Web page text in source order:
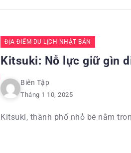
ĐỊA ĐIỂM DU LỊCH NHẬT BẢN
Kitsuki: Nỗ lực giữ gìn
Biên Tập
Tháng 1 10, 2025
Kitsuki, thành phố nhỏ bé nằm